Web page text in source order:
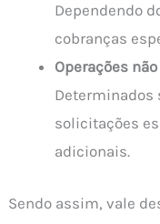
Dependendo
cobranças
Operações
solicitações
adicionais.
Sendo assim, vale